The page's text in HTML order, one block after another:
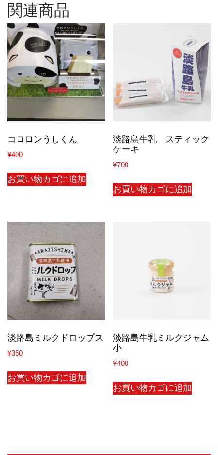
関連商品
コロロンうしくん
¥400
お買い物カゴに追加
淡路島牛乳 スティック
ケーキ
¥700
お買い物カゴに追加
淡路島ミルクドロップス
¥350
お買い物カゴに追加
淡路島牛乳ミルクジャム
小
¥400
お買い物カゴに追加